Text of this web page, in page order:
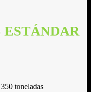
ESTÁNDAR
toneladas